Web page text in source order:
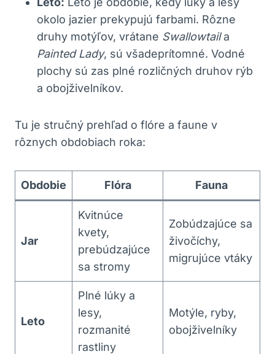
okolo jazier prekypujú farbami. Rôzne
druhy motýľov, vrátane Swallowtaila
Painted Lady, sú všadeprítomné. Vodné
plochy sú zas plné rozličných druhov rýb
a obojživelníkov.
Tu je stručný prehľad o flóre a faune v
rôznych obdobiach roka:
Obdobie Flóra Fauna
Jar
Kvitnúce
kvety,
prebúdzajúce
sa stromy
Zobúdzajúce sa
živočíchy,
migrujúce vtáky
Leto
Plné lúky a
lesy,
rozmanité
rastliny
Motýle, ryby,
obojživelníky